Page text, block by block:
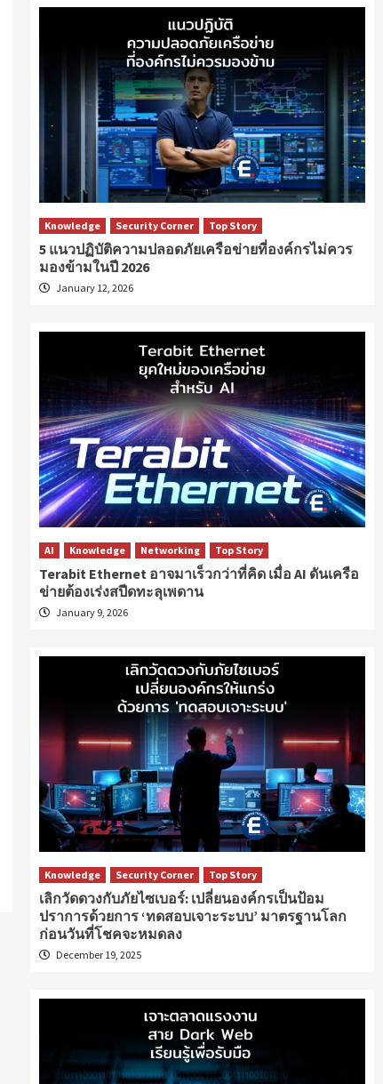
Knowledge Security Corner Top Story
5 แนวปฏิบัติความปลอดภัยเครือข่ายที่องค์กรไม่ควร
มองข้ามในปี 2026
January 12, 2026
AI Knowledge Networking Top Story
Terabit Ethernet อาจมาเร็วกว่าที่คิด เมื่อ AI ดันเครือ
ข่ายต้องเร่งสปีดทะลุเพดาน
January 9, 2026
Knowledge Security Corner Top Story
เลิกวัดดวงกับภัยไซเบอร์: เปลี่ยนองค์กรเป็นป้อม
ปราการด้วยการ ‘ทดสอบเจาะระบบ’ มาตรฐานโลก
ก่อนวันที่โชคจะหมดลง
December 19, 2025